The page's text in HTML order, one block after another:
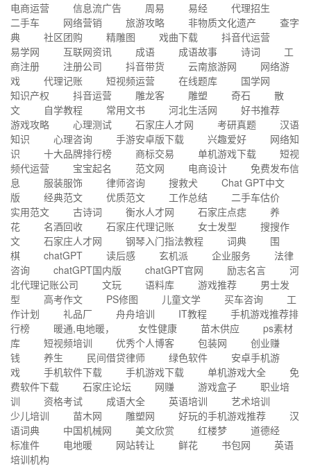
电商运营 信息流广告 周易 易经
代理招生
二手车
网络营销 旅游攻略 非物质文化遗产
查字
典
社区团购 精雕图 戏曲下载
抖音代运营
易学网
互联网资讯 成语 成语故事 诗词
工
商注册
注册公司 抖音带货 云南旅游网
网络游
戏
代理记账 短视频运营 在线题库
国学网
知识产权
抖音运营 雕龙客 雕塑 奇石
散
文
自学教程 常用文书 河北生活网
好书推荐
游戏攻略
心理测试 石家庄人才网 考研真题
汉语
知识
心理咨询 手游安卓版下载 兴趣爱好
网络知
识
十大品牌排行榜 商标交易 单机游戏下载
短视
频代运营
宝宝起名 范文网 电商设计
免费发布信
息
服装服饰 律师咨询 搜救犬
Chat GPT中文
版
经典范文 优质范文 工作总结
二手车估价
实用范文
古诗词 衡水人才网 石家庄点痣
养
花
名酒回收 石家庄代理记账 女士发型
搜搜作
文
石家庄人才网 钢琴入门指法教程 词典
围
棋
chatGPT 读后感 玄机派 企业服务
法律
咨询
chatGPT国内版 chatGPT官网 励志名言
河
北代理记账公司
文玩 语料库 游戏推荐
男士发
型
高考作文 PS修图 儿童文学 买车咨询
工
作计划
礼品厂 舟舟培训 IT教程
手机游戏推荐排
行榜
暖通,电地暖， 女性健康 苗木供应
ps素材
库
短视频培训 优秀个人博客 包装网
创业赚
钱
养生 民间借贷律师 绿色软件
安卓手机游
戏
手机软件下载 手机游戏下载 单机游戏大全
免
费软件下载
石家庄论坛 网赚 游戏盒子
职业培
训
资格考试 成语大全 英语培训
艺术培训
少儿培训
苗木网 雕塑网 好玩的手机游戏推荐
汉
语词典
中国机械网 美文欣赏 红楼梦
道德经
标准件
电地暖 网站转让 鲜花 书包网
英语
培训机构